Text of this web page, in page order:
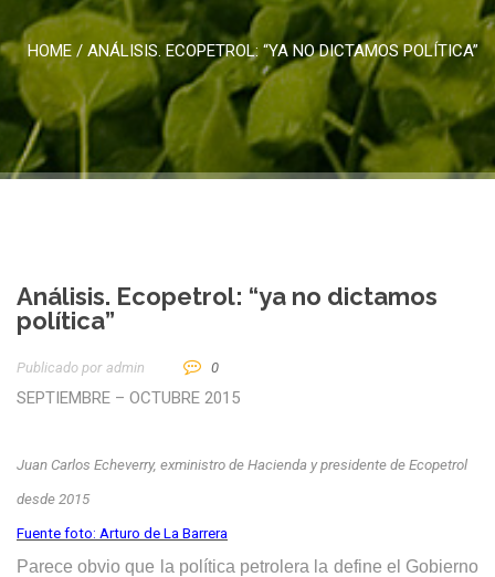
HOME / ANÁLISIS. ECOPETROL: “YA NO DICTAMOS POLÍTICA”
Análisis. Ecopetrol: “ya no dictamos
política”
Publicado por Admin 0
SEPTIEMBRE – OCTUBRE 2015
Juan Carlos Echeverry, exministro de Hacienda y presidente de Ecopetrol
desde 2015
Fuente foto: Arturo de La Barrera
Parece obvio que la política petrolera la define el Gobierno